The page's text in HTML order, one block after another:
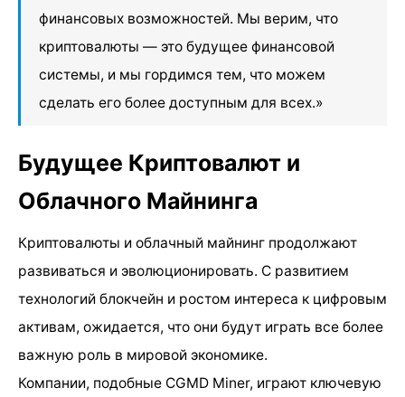
финансовых возможностей. Мы верим, что
криптовалюты — это будущее финансовой
системы, и мы гордимся тем, что можем
сделать его более доступным для всех.»
Будущее Криптовалют и
Облачного Майнинга
Криптовалюты и облачный майнинг продолжают
развиваться и эволюционировать. С развитием
технологий блокчейн и ростом интереса к цифровым
активам, ожидается, что они будут играть все более
важную роль в мировой экономике.
Компании, подобные CGMD Miner, играют ключевую